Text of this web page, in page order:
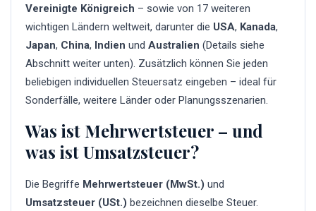
Vereinigte Königreich – sowie von 17 weiteren
wichtigen Ländern weltweit, darunter die USA, Kanada,
Japan, China, Indien und Australien (Details siehe
Abschnitt weiter unten). Zusätzlich können Sie jeden
beliebigen individuellen Steuersatz eingeben – ideal für
Sonderfälle, weitere Länder oder Planungsszenarien.
Was ist Mehrwertsteuer – und
was ist Umsatzsteuer?
Die Begriffe Mehrwertsteuer (MwSt.) und
Umsatzsteuer (USt.) bezeichnen dieselbe Steuer.